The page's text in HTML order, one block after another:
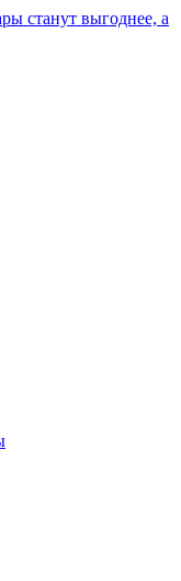
станут выгоднее, а